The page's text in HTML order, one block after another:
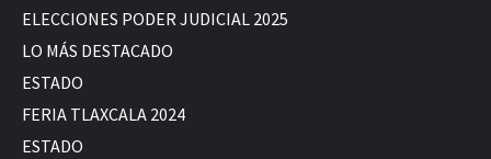
ELECCIONES PODER JUDICIAL 2025
LO MÁS DESTACADO
ESTADO
FERIA TLAXCALA 2024
ESTADO